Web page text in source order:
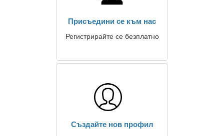
Присъедини се към нас
Регистрирайте се безплатно
Създайте нов профил